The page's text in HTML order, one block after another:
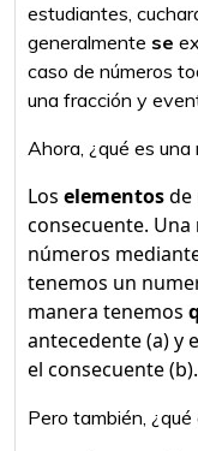
estudiantes,
generalmente se
caso de números
una fracción​ y
Ahora, ¿qué es
Los elementosde
consecuente. Una
números
tenemos un
manera tenemos
antecedente (a) y
el consecuente (b).
Pero también,